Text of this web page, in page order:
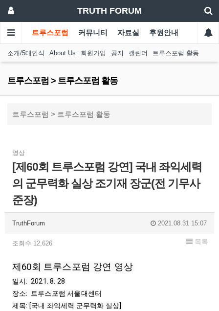
TRUTH FORUM
트루스포럼 커뮤니티 자료실 후원안내
소개/5대인식 About Us 회원가입 공지 캘린더 트루스포럼 활동
트루스포럼 > 트루스포럼 활동
트루스포럼 > 트루스포럼 활동
영상
[제60회 트루스포럼 강연] 국내 좌익세력
의 군무력화 실상 조기재 장군(전 기무사
준장)
TruthForum 2021.08.31 15:07
조회수 12,626 목록
제60회 트루스포럼 강연 영상
일시:  2021. 8. 28
장소:  트루스포럼 서울대센터
제목: [국내 좌익세력 군무력화 실상]